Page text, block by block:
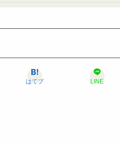
はてブ LINE